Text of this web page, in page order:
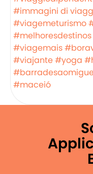
#immagini di
#viagemeturismo
#melhoresdestinos
#viagemais
#viajante#yoga
#maceió